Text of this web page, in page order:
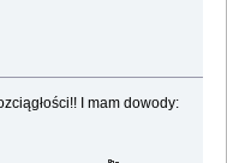
I mam dowody: